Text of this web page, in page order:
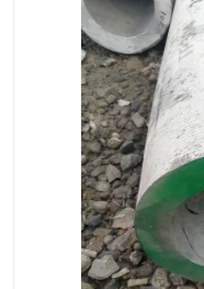
不锈钢封头
不锈钢阀门
不锈钢扁钢